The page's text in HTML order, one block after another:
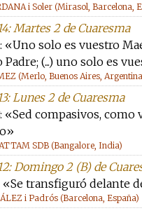
i Soler (Mirasol, Barcelona,
Martes 2 de Cuaresma
«Uno solo es vuestro
Padre; (...) uno solo es
(Merlo, Buenos Aires,
Lunes 2 de Cuaresma
«Sed compasivos, como
SDB (Bangalore, India)
Domingo 2 (B) de
«Se transfiguró delante
i Padrós (Barcelona, España)